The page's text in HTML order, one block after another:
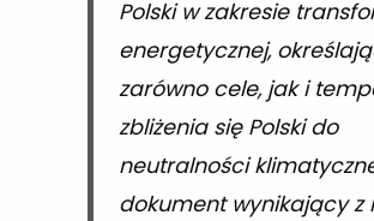
Polski w zakresie
energetycznej,
zarówno cele, jak i
zbliżenia się Polski do
neutralności
dokument wynikający z